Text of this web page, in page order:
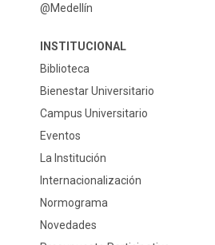
@Medellín
INSTITUCIONAL
Biblioteca
Bienestar Universitario
Campus Universitario
Eventos
La Institución
Internacionalización
Normograma
Novedades